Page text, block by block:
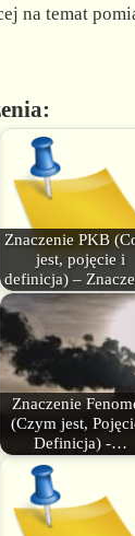
na temat
Znaczenie PKB
jest, pojęcie i
definicja) –
Znaczenie
(Czym jest,
Definicja) -…